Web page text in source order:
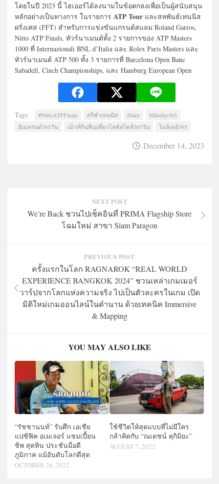
โดยในปี 2023 นี้ ไฮเออร์ได้ลงนามในข้อตกลงเพื่อเป็นผู้สนับสนุน
หลักอย่างเป็นทางการ ในรายการ ATP Tour และสหพันธ์เทนนิส
ฝรั่งเศส (FFT) สำหรับการแข่งขันแกรนด์สแลม Roland Garros,
Nitto ATP Finals, ทัวร์นาเมนต์ทั้ง 2 รายการของ ATP Masters
1000 ที่ Internazionali BNL d’Italia และ Rolex Paris Masters และ
ทัวร์นาเมนต์ ATP 500 ทั้ง 3 รายการที่ Barcelona Open Banc
Sabadell, Cinch Championships, และ Hamburg European Open
Tags: #NittoATPFinals #กีฬาเทนนิส Haier
Mileday365
อินเทรนด์365วัน
เม้าท์กินฟินเที่ยวไลฟ์สไตล์365วัน ไมล์เดย์365
December 14, 2023
NEXT POST
We’re Back ชวนไปเช็คอินที่ PRIMA Flagship Store
โฉมใหม่ สาขา Siam Paragon
PREVIOUS POST
ครั้งแรกในโลก RAGNAROK “REAL WORLD
EXPERIENCE BANGKOK 2024” ชวนเหล่าเกมเมอร์
วาร์ปจากโลกแห่งความจริง ไปเป็นตัวละครในเกม เปิด
มิติใหม่เกมออนไลน์ในตำนาน ด้วยเทคนิค Immersive
& Mapping
YOU MAY ALSO LIKE
“รัชชานนท์” รับศึก เอเชีย
แปซิฟิค อเมเจอร์ แชมเปี้ยน
ชิพ สุดหิน ประชันมือดี
ภูมิภาค แม้อันดับโลกดีสุด
OCTOBER 26, 2022
ใช้ชีวิตให้สุดแบบที่ไม่มีใคร
กล้าคิดกับ “ณเดชน์ คุกิมิยะ”
AUGUST 7, 2022